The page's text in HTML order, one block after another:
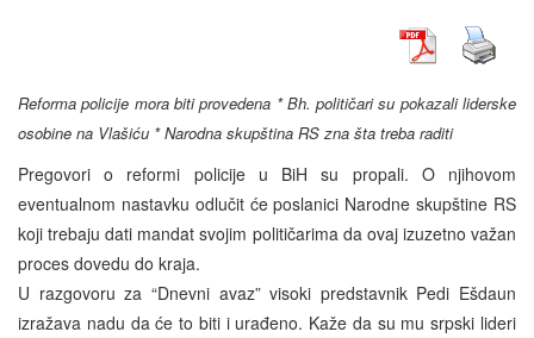
Reforma policije mora biti provedena * Bh. političari su pokazali liderske
osobine na Vlašiću * Narodna skupština RS zna šta treba raditi
Pregovori o reformi policije u BiH su propali. O njihovom
eventualnom nastavku odlučit će poslanici Narodne skupštine RS
koji trebaju dati mandat svojim političarima da ovaj izuzetno važan
proces dovedu do kraja.
U razgovoru za “Dnevni avaz” visoki predstavnik Pedi Ešdaun
izražava nadu da će to biti i urađeno. Kaže da su mu srpski lideri